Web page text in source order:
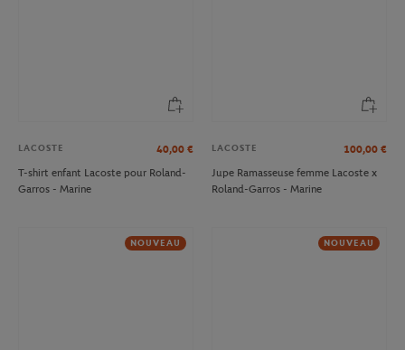
LACOSTE 40,00 €
T-shirt enfant Lacoste pour Roland-
Garros - Marine
LACOSTE 100,00 €
Jupe Ramasseuse femme Lacoste x
Roland-Garros - Marine
NOUVEAU NOUVEAU